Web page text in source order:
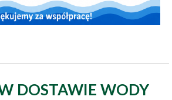
DOSTAWIE WODY